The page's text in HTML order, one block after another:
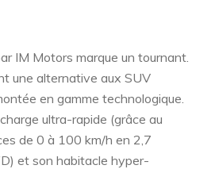
IM Motors marque un tournant.
une alternative aux SUV
en gamme technologique.
ultra-rapide (grâce au
de 0 à 100 km/h en 2,7
et son habitacle hyper-